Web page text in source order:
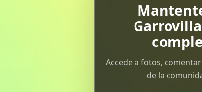
Accede a fotos,
de la